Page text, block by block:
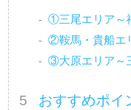
①三尾エリア～
②鞍馬・貴船エ
③大原エリア～
おすすめポイ